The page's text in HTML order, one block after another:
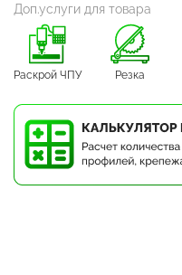
Доп.услуги для товара
Раскрой ЧПУ Резка